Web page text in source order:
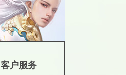
客户服务